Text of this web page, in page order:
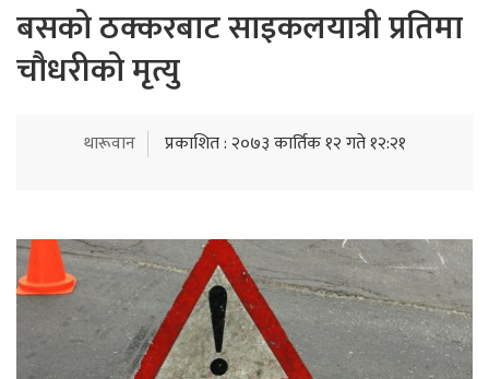
बसको ठक्करबाट साइकलयात्री प्रतिमा
चौधरीको मृत्यु
थारूवान प्रकाशित : २०७३ कार्तिक १२ गते १२:२१